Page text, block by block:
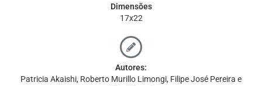
Dimensões
17x22
Autores:
Patricia Akaishi, Roberto Murillo Limongi, Filipe José Pereira e